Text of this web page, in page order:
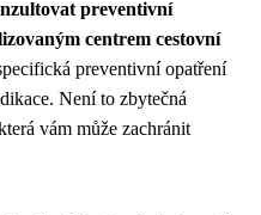
preventivní
centrem cestovní
preventivní opatření
Není to zbytečná
vám může zachránit